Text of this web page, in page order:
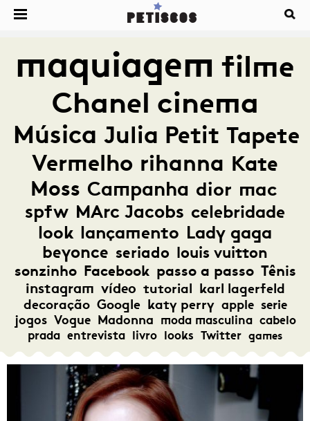
maquiagem filme
Chanel cinema
Música Julia Petit Tapete
Vermelho rihanna Kate
Moss Campanha dior mac
spfw MArc Jacobs celebridade
look lançamento Lady gaga
beyonce seriado louis vuitton
sonzinho Facebook passo a passo Tênis
instagram vídeo tutorial karl lagerfeld
decoração Google katy perry apple serie
jogos Vogue Madonna moda masculina cabelo
prada entrevista livro looks Twitter games